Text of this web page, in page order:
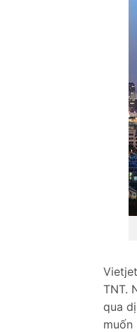
TNT.
qua